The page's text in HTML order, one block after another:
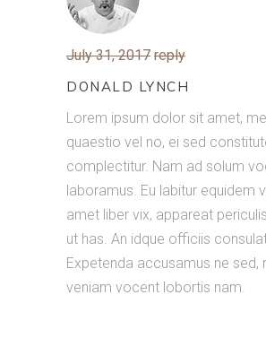
July 31, 2017 reply
DONALD LYNCH
Lorem ipsum dolor sit amet,
quaestio vel no, ei sed
complectitur. Nam ad solum
laboramus. Eu labitur equidem
amet liber vix, appareat
ut has. An idque officiis
Expetenda accusamus ne sed,
veniam vocent lobortis nam.